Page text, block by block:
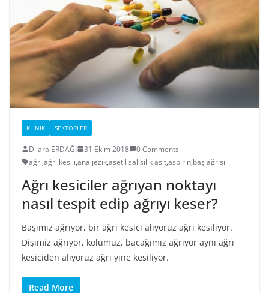
KLINIK SEKTÖRLER
Dilara ERDAĞI 31 Ekim 2018
0 Comments
ağrı,ağrı kesiji,analjezik,asetil salisilik asit,aspirin,baş ağrısı
Ağrı kesiciler ağrıyan noktayı
nasıl tespit edip ağrıyı keser?
Başımız ağrıyor, bir ağrı kesici alıyoruz ağrı kesiliyor.
Dişimiz ağrıyor, kolumuz, bacağımız ağrıyor aynı ağrı
kesiciden alıyoruz ağrı yine kesiliyor.
Read More